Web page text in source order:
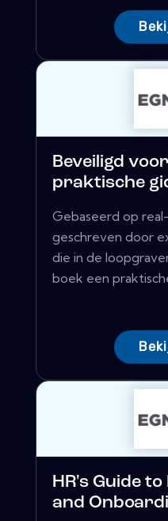
Beveiligd
praktische
Gebaseerd op
geschreven door
die in de
boek een
HR's Guide
and